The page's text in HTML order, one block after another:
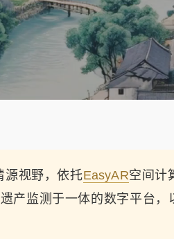
源视野，依托EasyAR空间计
产监测于一体的数字平台，